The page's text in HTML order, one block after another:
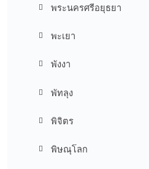
พระนครศรีอยุธยา
พะเยา
พังงา
พัทลุง
พิจิตร
พิษณุโลก